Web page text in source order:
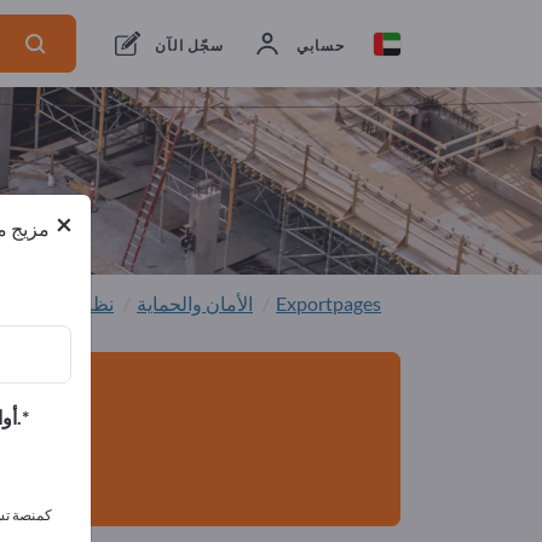
سجّل الآن حسابي من المصدرين من المصنعين2
Exportpages الأمان والحماية نظم الوقاية
× مزيج
أوافق على تلقي الرسائل الإخبارية الخاصة بك وأوافق على بيان خصوصية البيانات.